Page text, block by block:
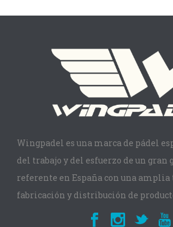
Wingpadel es una marca de pádel
del trabajo y del esfuerzo de un gran
referente en España con una
fabricación y distribución de